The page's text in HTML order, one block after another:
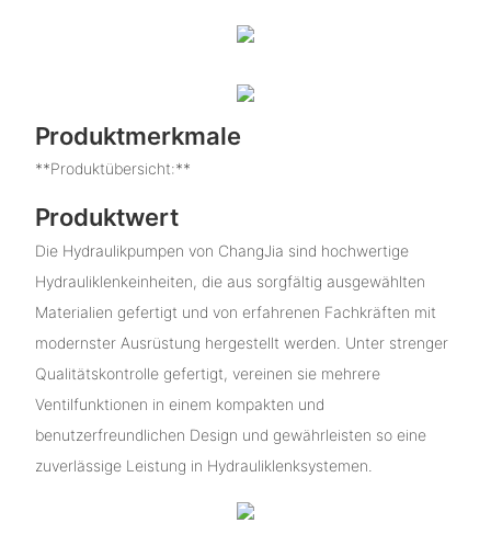
Produktmerkmale
**Produktübersicht:**
Produktwert
Die Hydraulikpumpen von ChangJia sind hochwertige
Hydrauliklenkeinheiten, die aus sorgfältig ausgewählten
Materialien gefertigt und von erfahrenen Fachkräften mit
modernster Ausrüstung hergestellt werden. Unter strenger
Qualitätskontrolle gefertigt, vereinen sie mehrere
Ventilfunktionen in einem kompakten und
benutzerfreundlichen Design und gewährleisten so eine
zuverlässige Leistung in Hydrauliklenksystemen.